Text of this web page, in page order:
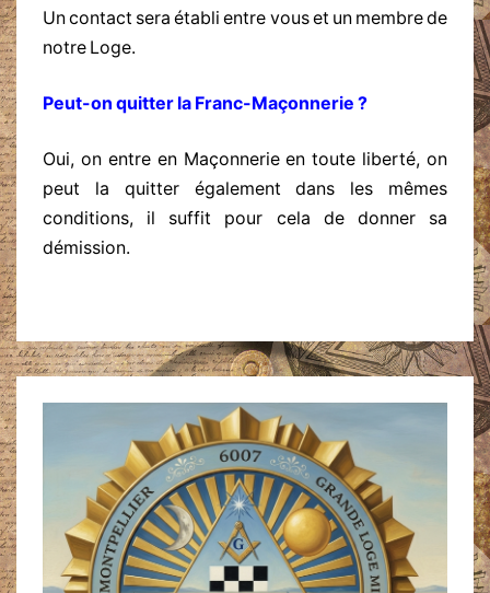
Un contact sera établi entre vous et un membre de
notre Loge.
Peut-on quitter la Franc-Maçonnerie ?
Oui, on entre en Maçonnerie en toute liberté, on
peut la quitter également dans les mêmes
conditions, il suffit pour cela de donner sa
démission.